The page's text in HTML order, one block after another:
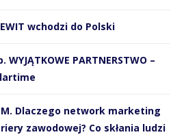
wchodzi do Polski
PARTNERSTWO –
Dlaczego network marketing
zawodowej? Co skłania ludzi